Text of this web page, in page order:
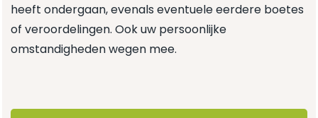
heeft ondergaan, evenals eventuele eerdere boetes
of veroordelingen. Ook uw persoonlijke
omstandigheden wegen mee.